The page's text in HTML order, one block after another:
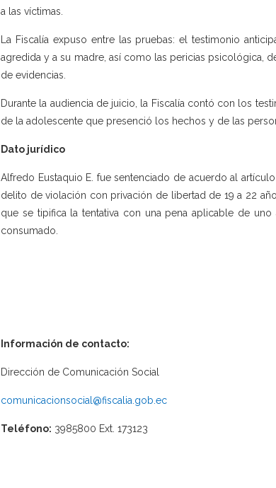
a las víctimas.
La Fiscalía expuso entre las pruebas: el testimonio
agredida y a su madre, así como las pericias
de evidencias.
Durante la audiencia de juicio, la Fiscalía contó con los
de la adolescente que presenció los hechos y de las
Dato jurídico
Alfredo Eustaquio E. fue sentenciado de acuerdo al
delito de violación con privación de libertad de 19 a 22
que se tipifica la tentativa con una pena aplicable de
consumado.
Información de contacto:
Dirección de Comunicación Social
comunicacionsocial@fiscalia.gob.ec
Teléfono: 3985800 Ext. 173123